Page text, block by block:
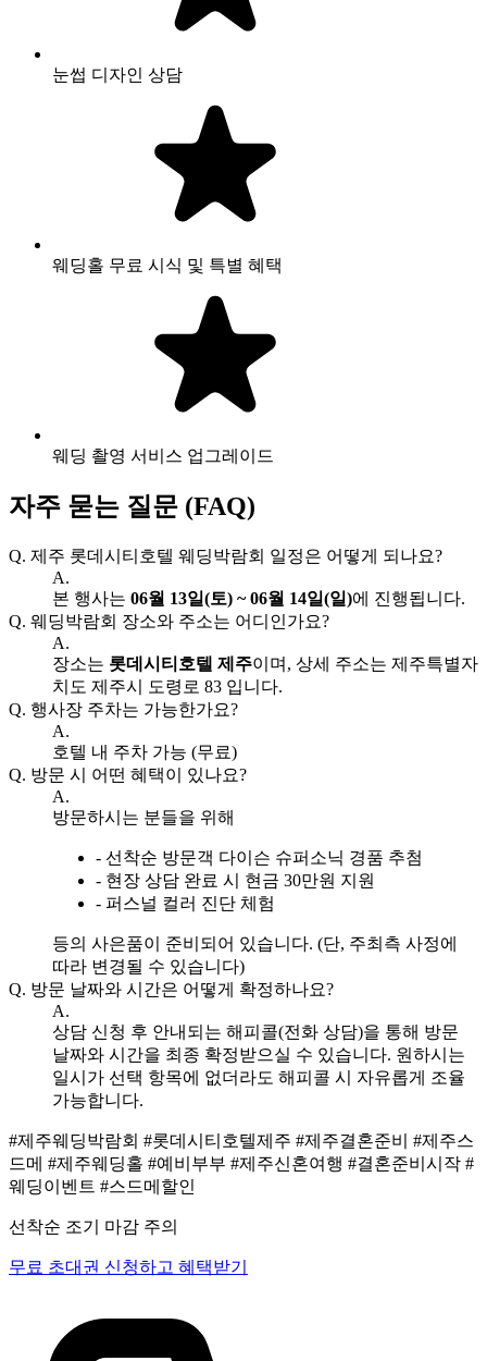
눈썹 디자인 상담
웨딩홀 무료 시식 및 특별 혜택
웨딩 촬영 서비스 업그레이드
자주 묻는 질문 (FAQ)
Q. 제주 롯데시티호텔 웨딩박람회 일정은 어떻게 되나요?
A.
본 행사는 06월 13일(토) ~ 06월 14일(일)에 진행됩니다.
Q. 웨딩박람회 장소와 주소는 어디인가요?
A.
장소는 롯데시티호텔 제주이며, 상세 주소는 제주특별자
치도 제주시 도령로 83 입니다.
Q. 행사장 주차는 가능한가요?
A.
호텔 내 주차 가능 (무료)
Q. 방문 시 어떤 혜택이 있나요?
A.
방문하시는 분들을 위해
- 선착순 방문객 다이슨 슈퍼소닉 경품 추첨
- 현장 상담 완료 시 현금 30만원 지원
- 퍼스널 컬러 진단 체험
등의 사은품이 준비되어 있습니다. (단, 주최측 사정에
따라 변경될 수 있습니다)
Q. 방문 날짜와 시간은 어떻게 확정하나요?
A.
상담 신청 후 안내되는 해피콜(전화 상담)을 통해 방문
날짜와 시간을 최종 확정받으실 수 있습니다. 원하시는
일시가 선택 항목에 없더라도 해피콜 시 자유롭게 조율
가능합니다.
#제주웨딩박람회 #롯데시티호텔제주 #제주결혼준비 #제주스
드메 #제주웨딩홀 #예비부부 #제주신혼여행 #결혼준비시작 #
웨딩이벤트 #스드메할인
선착순 조기 마감 주의
무료 초대권 신청하고 혜택받기